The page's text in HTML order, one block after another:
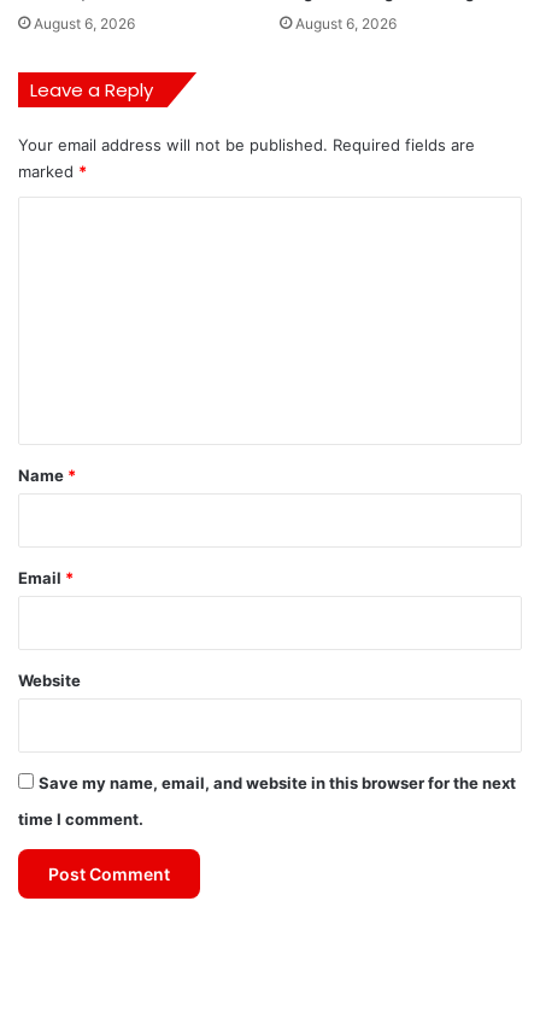
August 6, 2026 August 6, 2026
Leave a Reply
Your email address will not be published. Required fields are
marked *
*
Name *
Email *
Website
Save my name, email, and website in this browser for the next
time I comment.